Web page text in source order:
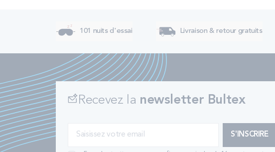
101 nuits d'essai Livraison & retour gratuits
Recevez la newsletter Bultex
S'INSCRIRE